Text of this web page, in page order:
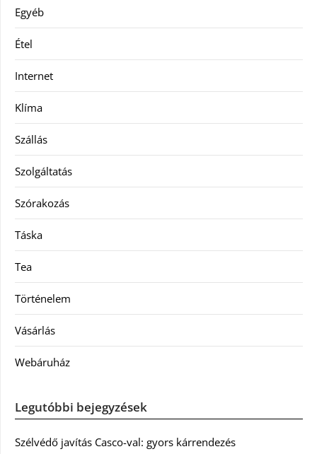
Egyéb
Étel
Internet
Klíma
Szállás
Szolgáltatás
Szórakozás
Táska
Tea
Történelem
Vásárlás
Webáruház
Legutóbbi bejegyzések
Szélvédő javítás Casco-val: gyors kárrendezés